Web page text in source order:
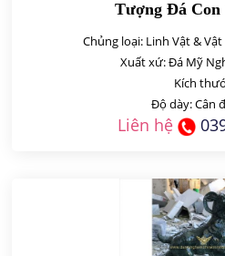
Tượng Đá Con
Chủng loại: Linh Vật &
Xuất xứ: Đá Mỹ
Kích
Độ dày: Cân
Liên hệ